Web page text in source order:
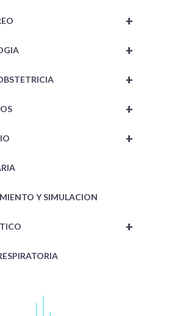
+
+
+
+
+
Y SIMULACION
+